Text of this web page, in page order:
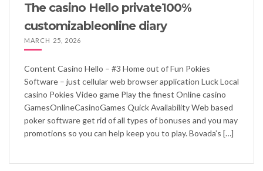
The casino Hello private100%
customizableonline diary
MARCH 25, 2026
Content Casino Hello – #3 Home out of Fun Pokies
Software – just cellular web browser application Luck Local
casino Pokies Video game Play the finest Online casino
GamesOnlineCasinoGames Quick Availability Web based
poker software get rid of all types of bonuses and you may
promotions so you can help keep you to play. Bovada’s […]